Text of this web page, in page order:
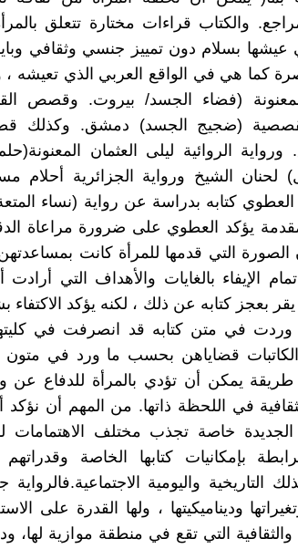
والكتاب قراءات مختارة تتعلق
عيشها بسلام دون تمييز جنسي وثقافي
كما هي في الواقع العربي الذي
(فضاء الجسد/ بيروت. وقصص
(ضجيج الجسد) دمشق. وكذلك
الروائية ليلى العثمان
الشيخ ورواية الجزائرية أحلام
كتابه بدراسة عن رواية (نساء المتعة)
يؤكد العطوي على ضرورة مراعاة
الصورة التي قدمها للمرأة كانت
الإيفاء بالغايات والأهداف التي أرادت
يقر بعجز كتابه عن ذلك ، لكنه يؤكد
وردت في متن كتابه قد انصرفت في
قضاياهن بحسب ما ورد في
يمكن أن تؤدي بالمرأة للدفاع عن
في اللحظة ذاتها. من المهم أن
الجديدة خاصة تجذب مختلف الاهتمامات
بإمكانيات كتابها الخاصة
التاريخية واليومية
وديناميكيتها ، ولها القدرة على
والثقافية التي تقع في منطقة موازية لها،